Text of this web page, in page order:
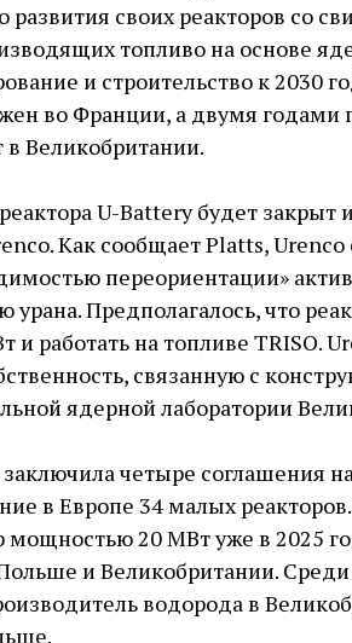
развития своих реакторов со
топливо на основе
и строительство к 2030
во Франции, а двумя годами
Великобритании.
U-Battery будет закрыт
Как сообщает Platts,
переориентации»
Предполагалось, что
работать на топливе TRISO.
связанную с
ядерной лаборатории
четыре соглашения
в Европе 34 малых
мощностью 20 МВт уже в 2025
и Великобритании.
водорода в